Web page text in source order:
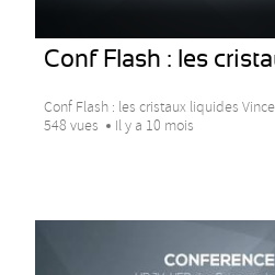
Conf Flash : les
Conf Flash : les cristaux liquides
548 vues
Il y a 10 mois